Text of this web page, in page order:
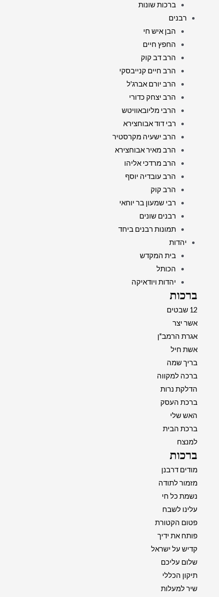
ברכות שונות
רבנים
הבן איש חי
החפץ חיים
הרב דב קוק
הרב חיים קנייבסקי
הרב יורם אברג'ל
הרב יצחק כדורי
הרבי מליובאוויטש
רבי דוד אבוחצירא
הרב ישעיה מקרסטיר
הרב מאיר אבוחצירא
הרב מרדכי אליהו
הרב עובדיה יוסף
הרב קוק
רבי שמעון בר יוחאי
רבנים שונים
תמונות רבנים ביחד
יהדות
בית המקדש
הכותל
יהדות ויודאיקה
ברכות
12 שבטים
אשר יצר
אגרת הרמב"ן
אשת חיל
בריך שמה
ברכה למקווה
הדלקת נרות
ברכת העסק
האש שלי
ברכת הבית
למנצח
ברכות
מודים דרבנן
מזמור לתודה
נשמת כל חי
עלינו לשבח
פטום הקטורת
פותח את ידיך
קדיש על ישראל
שלום עליכם
תיקון הכללי
שיר למעלות